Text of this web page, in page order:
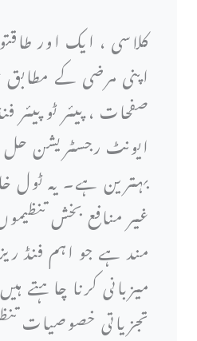
کلاسی ، ایک اور
اپنی مرضی کے
صفحات ، پیئر ٹو پیئر
ایونٹ رجسٹریشن
بہترین ہے۔ یہ ٹول
غیر منافع بخش
مند ہے جو اہم فنڈ
میزبانی کرنا چاہتے
تجزیاتی خصوصیات